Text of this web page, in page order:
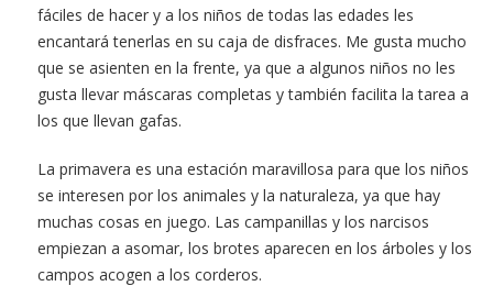
fáciles de hacer y a los niños de todas las edades les
encantará tenerlas en su caja de disfraces. Me gusta mucho
que se asienten en la frente, ya que a algunos niños no les
gusta llevar máscaras completas y también facilita la tarea a
los que llevan gafas.
La primavera es una estación maravillosa para que los niños
se interesen por los animales y la naturaleza, ya que hay
muchas cosas en juego. Las campanillas y los narcisos
empiezan a asomar, los brotes aparecen en los árboles y los
campos acogen a los corderos.